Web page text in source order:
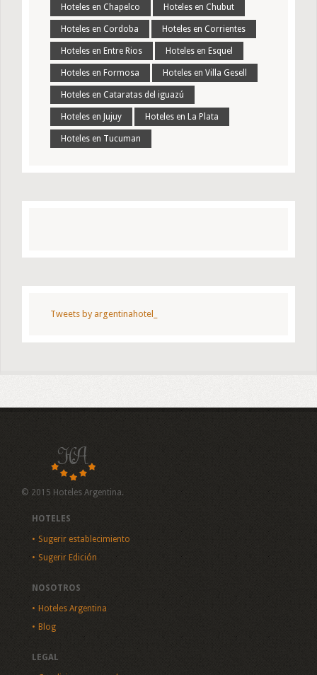
Hoteles en Chapelco Hoteles en Chubut
Hoteles en Cordoba Hoteles en Corrientes
Hoteles en Entre Rios Hoteles en Esquel
Hoteles en Formosa Hoteles en Villa Gesell
Hoteles en Cataratas del iguazú
Hoteles en Jujuy Hoteles en La Plata
Hoteles en Tucuman
Tweets by argentinahotel_
© 2015 Hoteles Argentina.
HOTELES
Sugerir establecimiento
Sugerir Edición
NOSOTROS
Hoteles Argentina
Blog
LEGAL